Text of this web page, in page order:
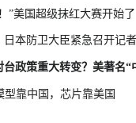
”美国超级抹红大赛开始了
本防卫大臣紧急召开记
政策重大转变？美著名“
靠中国，芯片靠美国